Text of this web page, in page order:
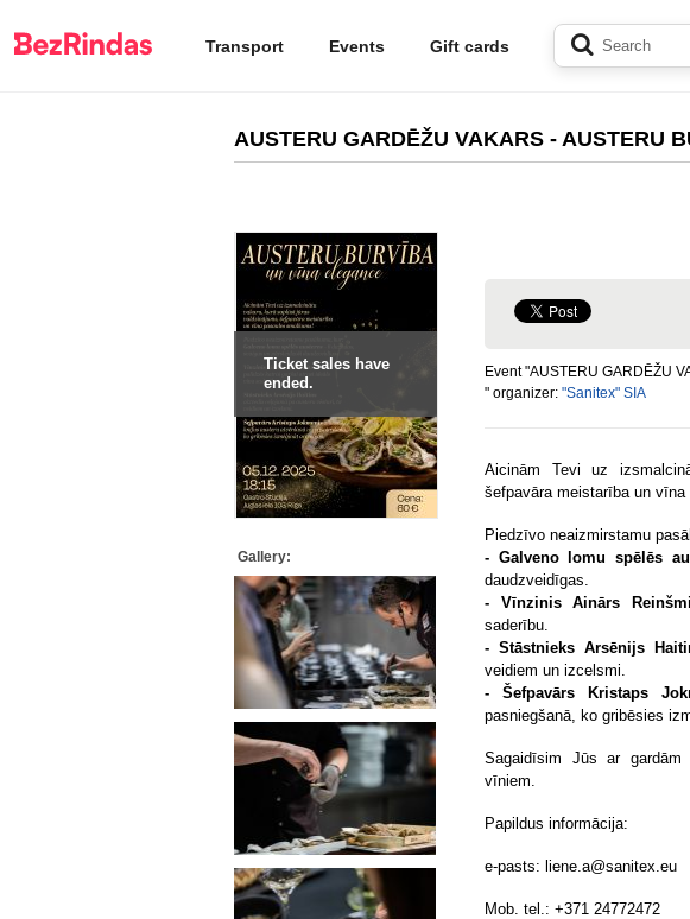
Transport Events Gift cards
AUSTERU GARDĒŽU VAKARS - AUSTERU
Ticket sales have
ended.
Gallery:
Event "AUSTERU GARDĒŽU
" organizer: "Sanitex" SIA
Aicinām Tevi uz
šefpavāra meistarība un
Piedzīvo neaizmirstamu
- Galveno lomu spēlēs
daudzveidīgas.
- Vīnzinis
Ainārs
saderību.
- Stāstnieks Arsēnijs
veidiem un izcelsmi.
- Šefpavārs Kristaps
pasniegšanā, ko gribēsies
Sagaidīsim Jūs ar gardām
vīniem.
Papildus informācija:
e-pasts: liene.a@sanitex.eu
Mob. tel.: +371 24772472